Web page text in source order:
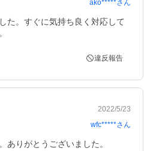
ako*****さん
た。すぐに気持ち良く対応して
違反報告
2022/5/23
wfc*****さん
ありがとうございました。